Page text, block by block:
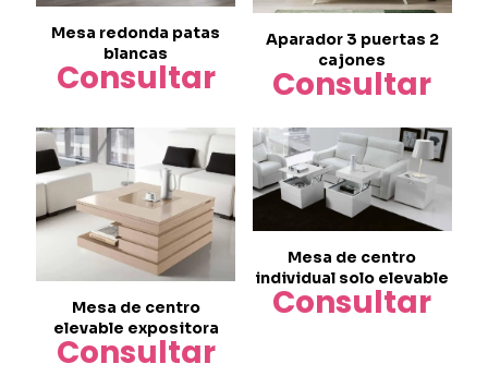
la
página
de
Mesa redonda patas
blancas
Consultar
Aparador 3 puertas 2
cajones
Consultar
Mesa de centro
elevable expositora
Consultar
Mesa de centro
individual solo elevable
Consultar